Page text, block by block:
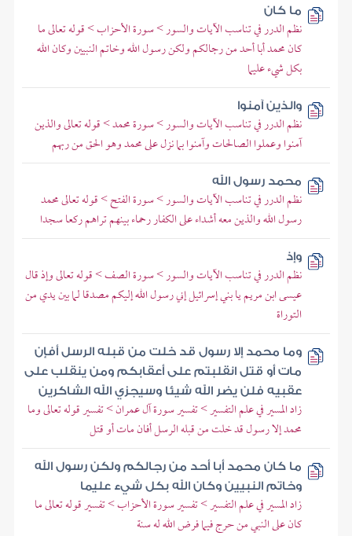
ما كان
نظم الدرر في تناسب الآيات والسور > سورة الأحزاب > قوله تعالى ما
كان محمد أبا أحد من رجالكم ولكن رسول الله وخاتم النبيين وكان الله
بكل شيء عليما
والذين آمنوا
نظم الدرر في تناسب الآيات والسور > سورة محمد > قوله تعالى والذين
آمنوا وعملوا الصالحات وآمنوا بما نزل على محمد وهو الحق من ربهم
محمد رسول الله
نظم الدرر في تناسب الآيات والسور > سورة الفتح > قوله تعالى محمد
رسول الله والذين معه أشداء على الكفار رحماء بينهم تراهم ركعا سجدا
وإذ
نظم الدرر في تناسب الآيات والسور > سورة الصف > قوله تعالى وإذ قال
عيسى ابن مريم يا بني إسرائيل إني رسول الله إليكم مصدقا لما بين يدي من
التوراة
وما محمد إلا رسول قد خلت من قبله الرسل أفإن
مات أو قتل انقلبتم على أعقابكم ومن ينقلب على
عقبيه فلن يضر الله شيئا وسيجزي الله الشاكرين
زاد المسير في علم التفسير > تفسير سورة آل عمران > تفسير قوله تعالى وما
محمد إلا رسول قد خلت من قبله الرسل أفان مات أو قتل
ما كان محمد أبا أحد من رجالكم ولكن رسول الله
وخاتم النبيين وكان الله بكل شيء عليما
زاد المسير في علم التفسير > تفسير سورة الأحزاب > تفسير قوله تعالى ما
كان على النبي من حرج فيما فرض الله له سنة